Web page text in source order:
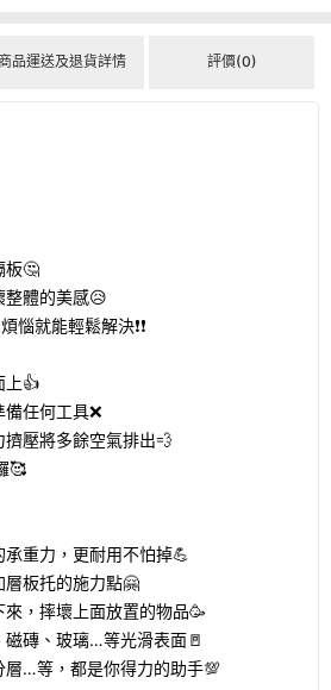
品運送及退貨詳情 評價(0)
板🤔
整體的美感😥
惱就能輕鬆解決❗❗
上👍
任何工具❌
壓將多餘空氣排出💨
🥰
重力，更耐用不怕掉💪
板托的施力點🤗
，摔壞上面放置的物品🥳
磚、玻璃…等光滑表面🚪
層…等，都是你得力的助手💯